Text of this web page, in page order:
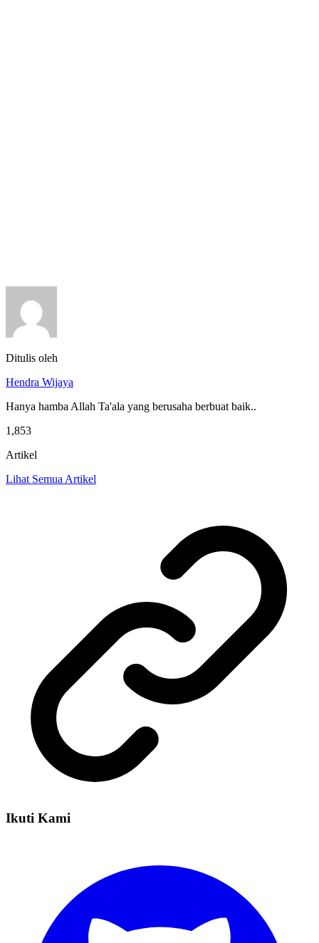
Ditulis oleh
Hendra Wijaya
Hanya hamba Allah Ta'ala yang berusaha berbuat baik..
1,853
Artikel
Lihat Semua Artikel
Ikuti Kami